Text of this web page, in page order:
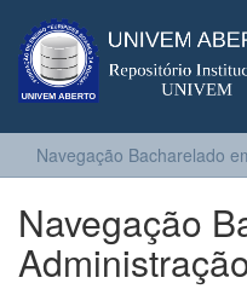
Navegação Bacharelado
Navegação